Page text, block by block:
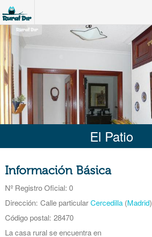
El Patio
Información Básica
Nº Registro Oficial: 0
Dirección: Calle particularCercedilla (Madrid)
Código postal: 28470
La casa rural se encuentra en